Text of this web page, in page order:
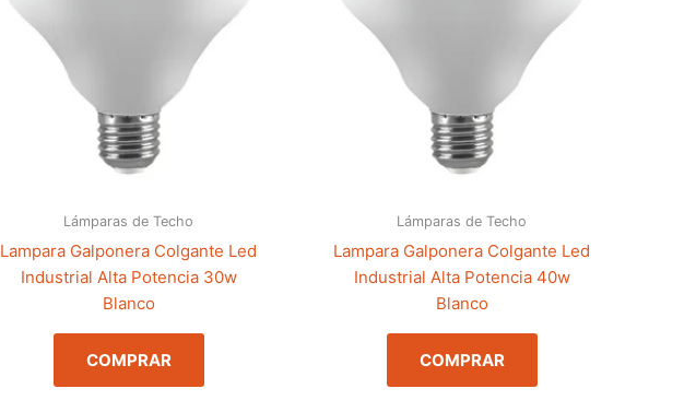
Lámparas de Techo
Lampara Galponera Colgante Led
Industrial Alta Potencia 30w
Blanco
COMPRAR
Lámparas de Techo
Lampara Galponera Colgante Led
Industrial Alta Potencia 40w
Blanco
COMPRAR